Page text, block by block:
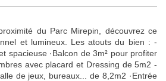
du Parc Mirepin, découvrez ce
et lumineux. Les atouts du bien : -
spacieuse ·Balcon de 3m² pour profiter
avec placard et Dressing de 5m2 -
de jeux, bureaux... de 8,2m2 ·Entrée